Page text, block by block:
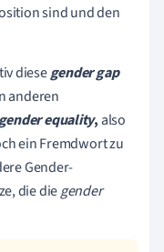
sind und den
diesegender gap
anderen
equality, also
ein Fremdwort zu
Gender-
die diegender